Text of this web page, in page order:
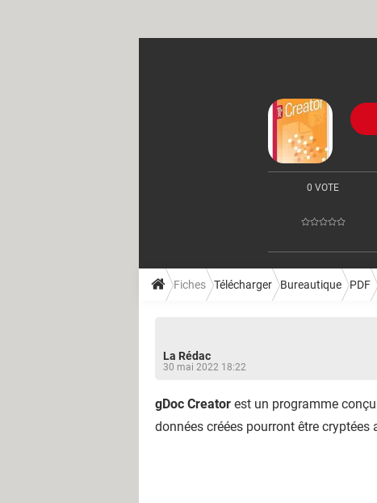
0 VOTE
Fiches Télécharger Bureautique PDF
La Rédac
30 mai 2022 18:22
gDoc Creator est un programme
données créées pourront être cryptées